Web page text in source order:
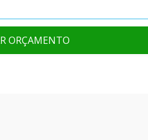
ORÇAMENTO